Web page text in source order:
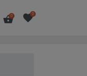
shopping_basket
0 favorite0